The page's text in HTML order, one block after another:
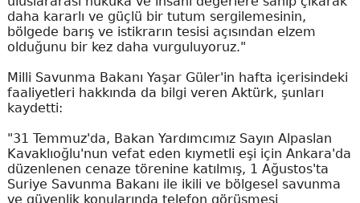
daha kararlı ve güçlü bir tutum sergilemesinin,
bölgede barış ve istikrarın tesisi açısından elzem
olduğunu bir kez daha vurguluyoruz."
Milli Savunma Bakanı Yaşar Güler'in hafta içerisindeki
faaliyetleri hakkında da bilgi veren Aktürk, şunları
kaydetti:
"31 Temmuz'da, Bakan Yardımcımız Sayın Alpaslan
Kavaklıoğlu'nun vefat eden kıymetli eşi için Ankara'da
düzenlenen cenaze törenine katılmış, 1 Ağustos'ta
Suriye Savunma Bakanı ile ikili ve bölgesel savunma
ve güvenlik konularında telefon görüşmesi